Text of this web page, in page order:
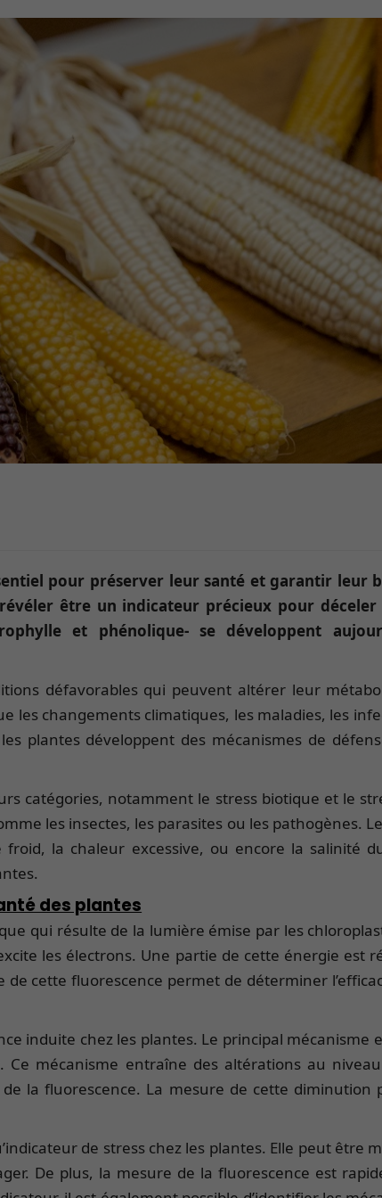
pour préserver leur santé et garantir leur
être un indicateur précieux pour
et phénolique- se développent
défavorables qui peuvent altérer leur
les changements climatiques, les maladies, les
plantes développent des mécanismes de
catégories, notamment le stress biotique et le
les insectes, les parasites ou les pathogènes.
la chaleur excessive, ou encore la salinité
des plantes
qui résulte de la lumière émise par les
les électrons. Une partie de cette énergie est
cette fluorescence permet de déterminer
induite chez les plantes. Le principal
mécanisme entraîne des altérations au
la fluorescence. La mesure de cette
de stress chez les plantes. Elle peut être
De plus, la mesure de la fluorescence est